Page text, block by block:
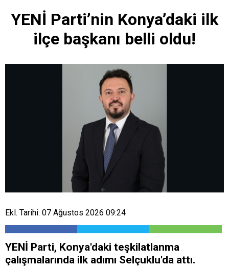
YENİ Parti’nin Konya’daki ilk
ilçe başkanı belli oldu!
Ekl. Tarihi: 07 Ağustos 2026 09:24
YENİ Parti, Konya'daki teşkilatlanma
çalışmalarında ilk adımı Selçuklu'da attı.